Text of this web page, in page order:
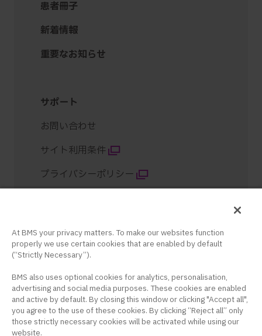
患者冊子
新着情報
重要なお知らせ
サポート
お問い合わせ
サイト利用条件
プライバシーポリシー
コンテンツ紹介
At BMS your privacy matters. To make our websites function
properly we use certain cookies that are enabled by default
(“Strictly Necessary”).
BMS also uses optional cookies for analytics, personalisation,
advertising and social media purposes. These cookies are enabled
and active by default. By closing this window or clicking "Accept all",
you agree to the use of these cookies. By clicking “Reject all” only
those strictly necessary cookies will be activated while using our
website.